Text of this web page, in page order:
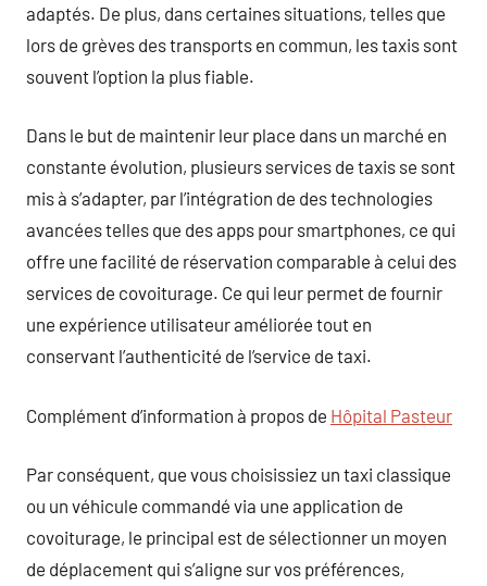
adaptés. De plus, dans certaines situations, telles que
lors de grèves des transports en commun, les taxis sont
souvent l’option la plus fiable.
Dans le but de maintenir leur place dans un marché en
constante évolution, plusieurs services de taxis se sont
mis à s’adapter, par l’intégration de des technologies
avancées telles que des apps pour smartphones, ce qui
offre une facilité de réservation comparable à celui des
services de covoiturage. Ce qui leur permet de fournir
une expérience utilisateur améliorée tout en
conservant l’authenticité de l’service de taxi.
Complément d’information à propos de Hôpital Pasteur
Par conséquent, que vous choisissiez un taxi classique
ou un véhicule commandé via une application de
covoiturage, le principal est de sélectionner un moyen
de déplacement qui s’aligne sur vos préférences,